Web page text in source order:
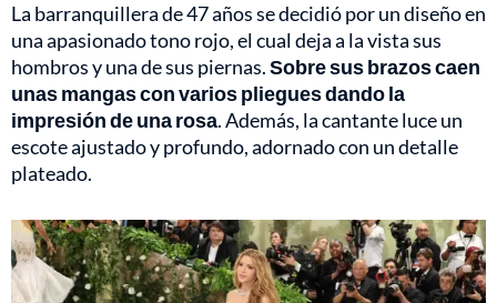
La barranquillera de 47 años se decidió por un diseño en
una apasionado tono rojo, el cual deja a la vista sus
hombros y una de sus piernas.Sobre sus brazos caen
unas mangas con varios pliegues dando la
impresión de una rosa. Además, la cantante luce un
escote ajustado y profundo, adornado con un detalle
plateado.